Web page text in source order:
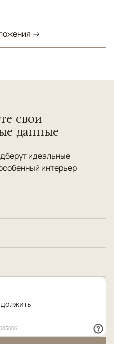
→
свои
данные
идеальные
интерьер